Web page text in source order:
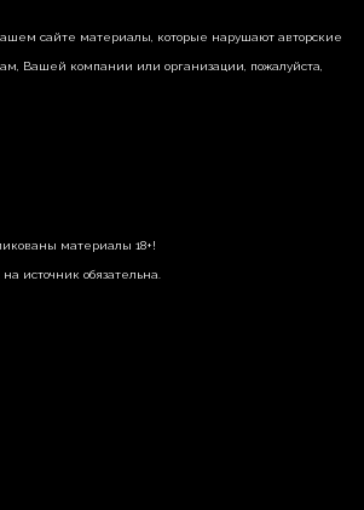
сайте материалы, которые нарушают авторские
Вашей компании или организации, пожалуйста,
материалы 18+!
источник обязательна.